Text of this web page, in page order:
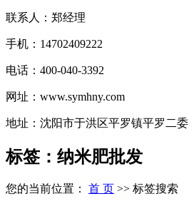
联系人：郑经理
手机：14702409222
电话：400-040-3392
网址：www.symhny.com
地址：沈阳市于洪区平罗镇平罗二委
标签：纳米肥批发
您的当前位置： 首 页 >> 标签搜索